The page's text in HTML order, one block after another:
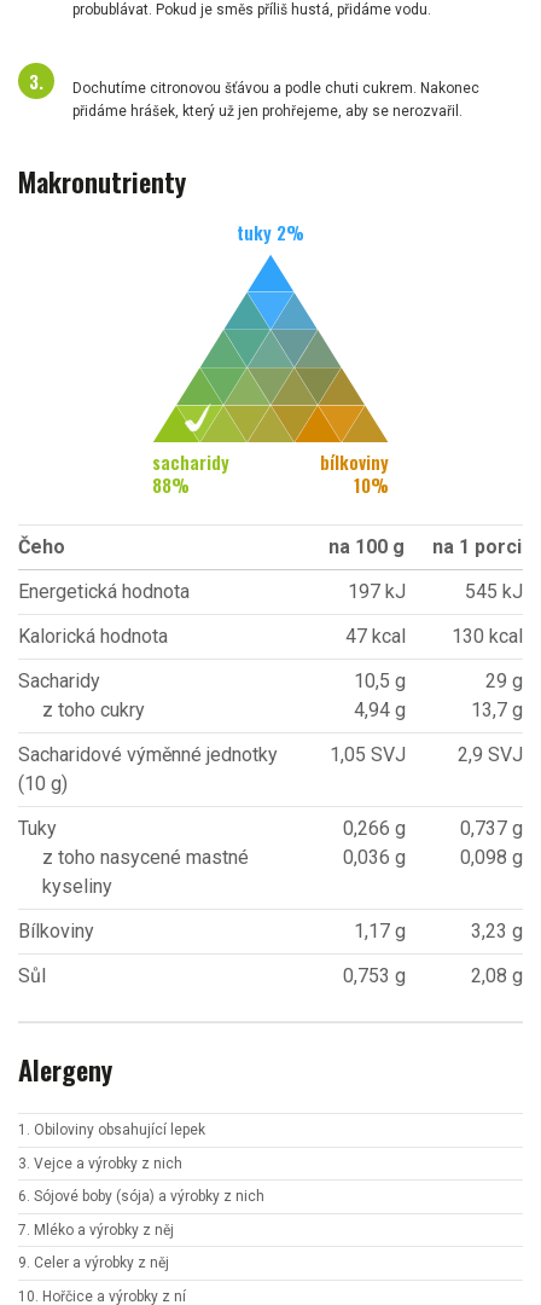
probublávat. Pokud je směs příliš hustá, přidáme vodu.
Dochutíme citronovou šťávou a podle chuti cukrem. Nakonec
přidáme hrášek, který už jen prohřejeme, aby se nerozvařil.
Makronutrienty
tuky 2%
sacharidy
88%
bílkoviny
10%
Čeho na 100 g
na 1 porci
Energetická hodnota
197 kJ
545 kJ
Kalorická hodnota
47 kcal
130 kcal
Sacharidy
z toho cukry
10,5 g
4,94 g
29 g
13,7 g
Sacharidové výměnné jednotky
(10 g)
1,05 SVJ 2,9 SVJ
Tuky
z toho nasycené mastné
kyseliny
0,266 g
0,036 g
0,737 g
0,098 g
Bílkoviny 1,17 g
3,23 g
Sůl
0,753 g 2,08 g
Alergeny
1. Obiloviny obsahující lepek
3. Vejce a výrobky z nich
6. Sójové boby (sója) a výrobky z nich
7. Mléko a výrobky z něj
9. Celer a výrobky z něj
10. Hořčice a výrobky z ní